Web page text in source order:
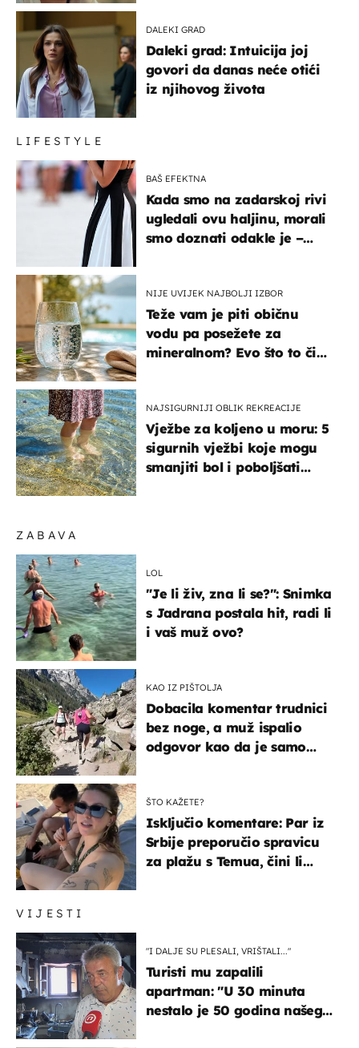
VIJESTI
"I DALJE SU PLESALI, VRIŠTALI..."
Turisti mu zapalili
apartman: "U 30 minuta
nestalo je 50 godina našeg
ZABAVA
LOL
"Je li živ, zna li se?": Snimka
s Jadrana postala hit, radi li
i vaš muž ovo?
KAO IZ PIŠTOLJA
Dobacila komentar trudnici
bez noge, a muž ispalio
odgovor kao da je samo
ŠTO KAŽETE?
Isključio komentare: Par iz
Srbije preporučio spravicu
za plažu s Temua, čini li
DALEKI GRAD
Daleki grad: Intuicija joj
govori da danas neće otići
iz njihovog života
LIFESTYLE
BAŠ EFEKTNA
Kada smo na zadarskoj rivi
ugledali ovu haljinu, morali
smo doznati odakle je –
NIJE UVIJEK NAJBOLJI IZBOR
Teže vam je piti običnu
vodu pa posežete za
mineralnom? Evo što to čini
NAJSIGURNIJI OBLIK REKREACIJE
Vježbe za koljeno u moru: 5
sigurnih vježbi koje mogu
smanjiti bol i poboljšati